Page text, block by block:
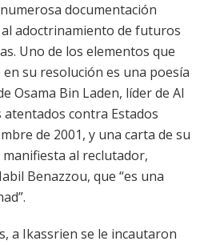
documentación
adoctrinamiento de futuros
Uno de los elementos que
su resolución es una poesía
Osama Bin Laden, líder de Al
contra Estados
de 2001, y una carta de su
al reclutador,
Benazzou, que “es una
a Ikassrien se le incautaron